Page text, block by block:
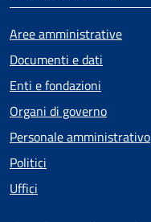
Aree amministrative
Documenti e dati
Enti e fondazioni
Organi di governo
Personale amministrativo
Politici
Uffici